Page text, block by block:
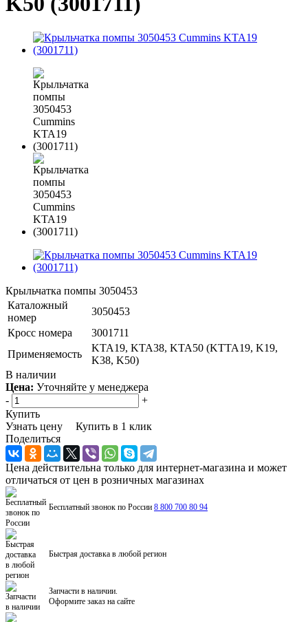
Крыльчатка помпы 3050453
Каталожный
номер
3050453
Кросс номера
3001711
Применяемость
KTA19, KTA38, KTA50 (KTTA19, K19,
K38, K50)
В наличии
Цена: Уточняйте у менеджера
-
+
Купить
Узнать цену
Купить в 1 клик
Поделиться
Цена действительна только для интернет-магазина и может
отличаться от цен в розничных магазинах
Бесплатный звонок по России 8 800 700 80 94
Быстрая доставка в любой регион
Запчасти в наличии.
Оформите заказ на сайте